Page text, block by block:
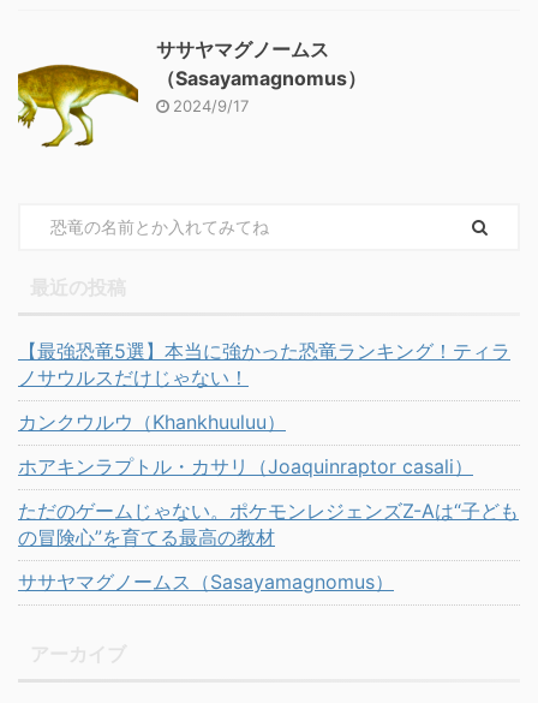
ササヤマグノームス
（Sasayamagnomus）
2024/9/17
【最強恐竜5選】本当に強かった恐竜ランキング！ティラ
ノサウルスだけじゃない！
カンクウルウ（Khankhuuluu）
ホアキンラプトル・カサリ（Joaquinraptor casali）
ただのゲームじゃない。ポケモンレジェンズZ-Aは“子ども
の冒険心”を育てる最高の教材
ササヤマグノームス（Sasayamagnomus）